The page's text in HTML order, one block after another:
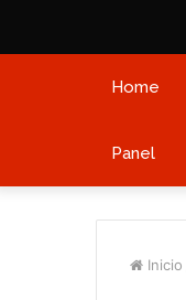
Home
Panel
Inicio